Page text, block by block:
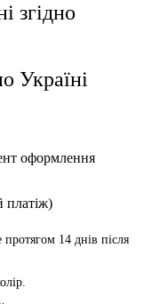
згідно
Україні
оформлення
платіж)
14 днів після